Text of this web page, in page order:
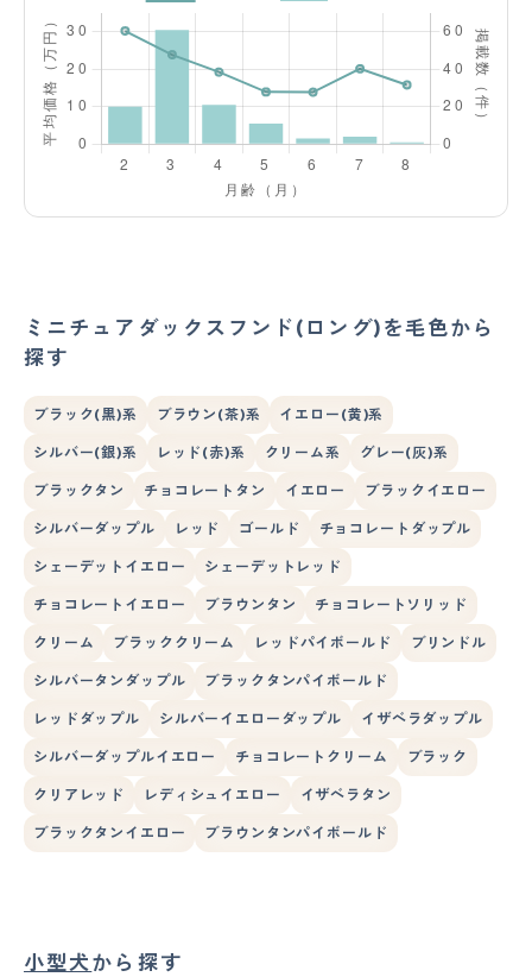
ミニチュアダックスフンド(ロング)を毛色から
探す
ブラック(黒)系 ブラウン(茶)系 イエロー(黄)系
シルバー(銀)系 レッド(赤)系 クリーム系 グレー(灰)系
ブラックタン チョコレートタン イエロー ブラックイエロー
シルバーダップル レッド ゴールド チョコレートダップル
シェーデットイエロー シェーデットレッド
チョコレートイエロー ブラウンタン チョコレートソリッド
クリーム ブラッククリーム レッドパイボールド ブリンドル
シルバータンダップル ブラックタンパイボールド
レッドダップル シルバーイエローダップル イザベラダップル
シルバーダップルイエロー チョコレートクリーム ブラック
クリアレッド レディシュイエロー イザベラタン
ブラックタンイエロー ブラウンタンパイボールド
小型犬から探す